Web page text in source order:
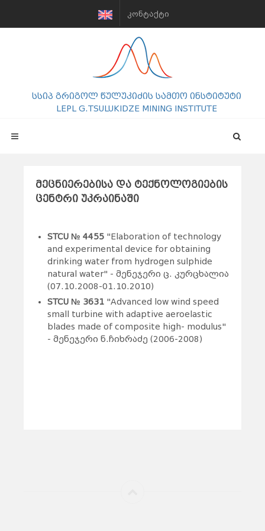
ᲙᲝᲜᲢᲐᲥᲢᲘ
სსიპ გრიგოლ წულუკიძის სამთო ინსტიტუტი
LEPL G.TSULUKIDZE MINING INSTITUTE
მეცნიერებისა და ტექნოლოგიების
ცენტრი უკრაინაში
STCU № 4455 "Elaboration of technology
and experimental device for obtaining
drinking water from hydrogen sulphide
natural water" - მენეჯერი ც. კურცხალია
(07.10.2008-01.10.2010)
STCU № 3631 "Advanced low wind speed
small turbine with adaptive aeroelastic
blades made of composite high- modulus"
- მენეჯერი ნ.ჩიხრაძე (2006-2008)